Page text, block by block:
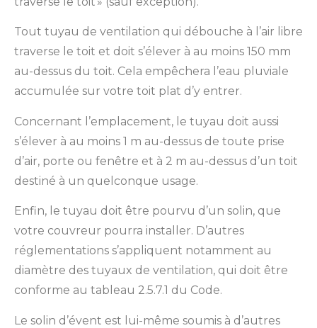
Tout tuyau de ventilation qui débouche à l’air libre
traverse le toit et doit s’élever à au moins 150 mm
au-dessus du toit. Cela empêchera l’eau pluviale
accumulée sur votre toit plat d’y entrer.
Concernant l’emplacement, le tuyau doit aussi
s’élever à au moins 1 m au-dessus de toute prise
d’air, porte ou fenêtre et à 2 m au-dessus d’un toit
destiné à un quelconque usage.
Enfin, le tuyau doit être pourvu d’un solin, que
votre couvreur pourra installer. D’autres
réglementations s’appliquent notamment au
diamètre des tuyaux de ventilation, qui doit être
conforme au tableau 2.5.7.1 du Code.
Le solin d’évent est lui-même soumis à d’autres